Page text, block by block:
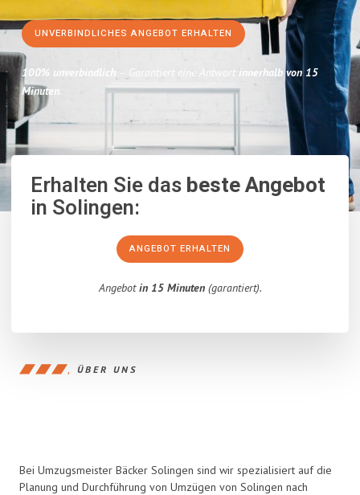
UNVERBINDLICHES ANGEBOT ERHALTEN
100% unverbindlich – Garantiert eine Antwort innerhalb von 15
Minuten.
Erhalten Sie dasbeste Angebot
in Solingen:
ANGEBOT ERHALTEN
Angebotin 15 Minuten(garantiert).
ÜBER UNS
Bei Umzugsmeister Bäcker Solingen sind wir spezialisiert auf die
Planung und Durchführung von Umzügen von Solingen nach